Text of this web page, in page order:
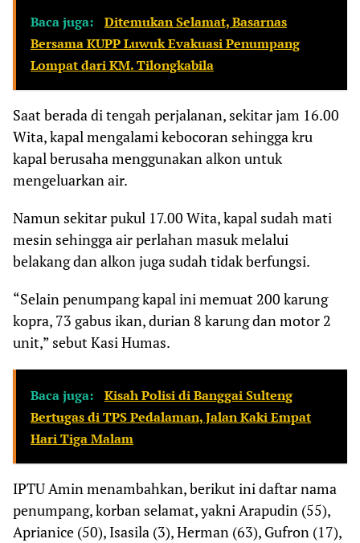
Baca juga:
Ditemukan Selamat, Basarnas
Bersama KUPP Luwuk Evakuasi Penumpang
Lompat dari KM. Tilongkabila
Saat berada di tengah perjalanan, sekitar jam 16.00
Wita, kapal mengalami kebocoran sehingga kru
kapal berusaha menggunakan alkon untuk
mengeluarkan air.
Namun sekitar pukul 17.00 Wita, kapal sudah mati
mesin sehingga air perlahan masuk melalui
belakang dan alkon juga sudah tidak berfungsi.
“Selain penumpang kapal ini memuat 200 karung
kopra, 73 gabus ikan, durian 8 karung dan motor 2
unit,” sebut Kasi Humas.
Baca juga:
Kisah Polisi di Banggai Sulteng
Bertugas di TPS Pedalaman, Jalan Kaki Empat
Hari Tiga Malam
IPTU Amin menambahkan, berikut ini daftar nama
penumpang, korban selamat, yakni Arapudin (55),
Aprianice (50), Isasila (3), Herman (63), Gufron (17),